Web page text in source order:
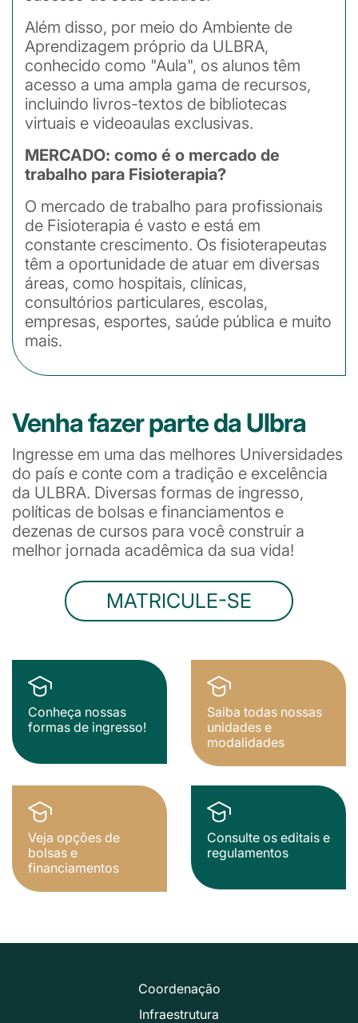
Além disso, por meio do Ambiente de
Aprendizagem próprio da ULBRA,
conhecido como "Aula", os alunos têm
acesso a uma ampla gama de recursos,
incluindo livros-textos de bibliotecas
virtuais e videoaulas exclusivas.
MERCADO: como é o mercado de
trabalho para Fisioterapia?
O mercado de trabalho para profissionais
de Fisioterapia é vasto e está em
constante crescimento. Os fisioterapeutas
têm a oportunidade de atuar em diversas
áreas, como hospitais, clínicas,
consultórios particulares, escolas,
empresas, esportes, saúde pública e muito
mais.
Venha fazer parte da Ulbra
Ingresse em uma das melhores Universidades
do país e conte com a tradição e excelência
da ULBRA. Diversas formas de ingresso,
políticas de bolsas e financiamentos e
dezenas de cursos para você construir a
melhor jornada acadêmica da sua vida!
MATRICULE-SE
Conheça nossas
formas de ingresso!
Saiba todas nossas
unidades e
modalidades
Veja opções de
bolsas e
financiamentos
Consulte os editais e
regulamentos
Coordenação
Infraestrutura